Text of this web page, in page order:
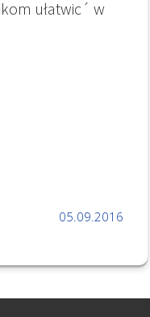
ułatwic´ w
05.09.2016